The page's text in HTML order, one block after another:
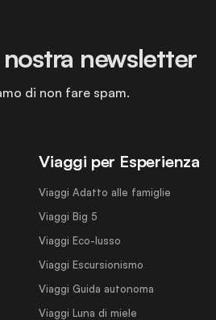
Viaggi per Esperienza
Viaggi Adatto alle famiglie
Viaggi Big 5
Viaggi Eco-lusso
Viaggi Escursionismo
Viaggi Guida autonoma
Viaggi Luna di miele
newsletter
di non fare spam.